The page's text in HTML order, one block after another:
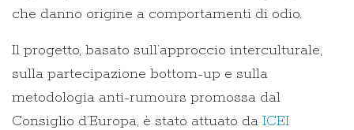
che danno origine a comportamenti di odio.
Il progetto, basato sull’approccio interculturale,
sulla partecipazione bottom-up e sulla
metodologia anti-rumours promossa dal
Consiglio d’Europa, è stato attuato da ICEI